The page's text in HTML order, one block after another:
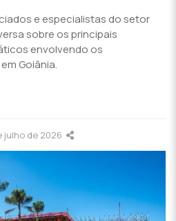
e especialistas do setor
sobre os principais
envolvendo os
Goiânia.
julho de 2026